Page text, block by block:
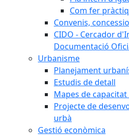
Com fer
Convenis,
CIDO - Cercador
Documentació
Urbanisme
Planejament
Estudis de detall
Mapes de
Projecte de
urbà
Gestió econòmica